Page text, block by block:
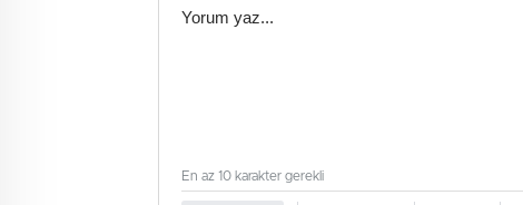
En az 10 karakter gerekli